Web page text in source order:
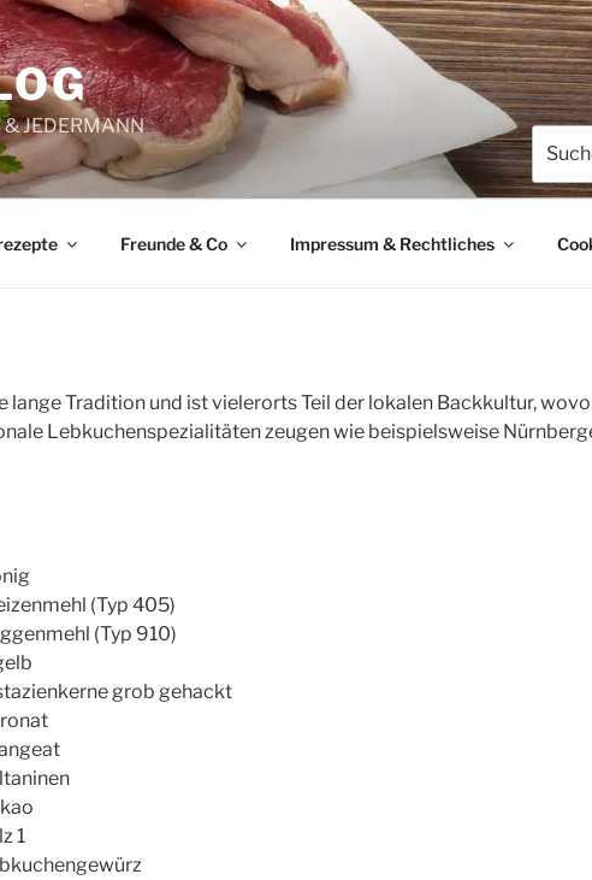
JEDERMANN
Suchen
nach:
Freunde & Co Impressum & Rechtliches
lange Tradition und ist vielerorts Teil der lokalen Backkultur,
Lebkuchenspezialitäten zeugen wie beispielsweise
(Typ 405)
(Typ 910)
grob gehackt
1